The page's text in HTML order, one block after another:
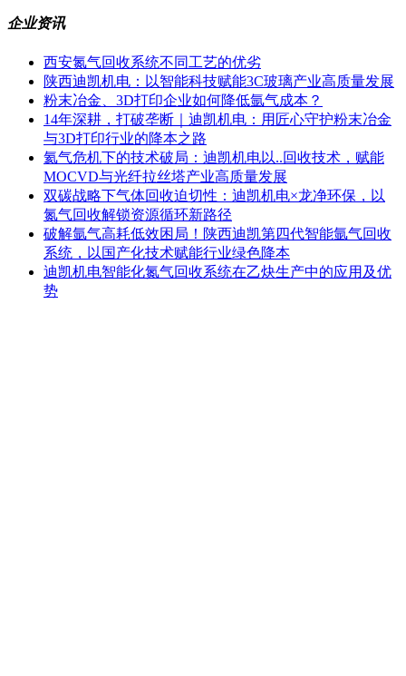
企业资讯
西安氮气回收系统不同工艺的优劣
陕西迪凯机电：以智能科技赋能3C玻璃产业高质量发展
粉末冶金、3D打印企业如何降低氩气成本？
14年深耕，打破垄断｜迪凯机电：用匠心守护粉末冶金
与3D打印行业的降本之路
氦气危机下的技术破局：迪凯机电以..回收技术，赋能
MOCVD与光纤拉丝塔产业高质量发展
双碳战略下气体回收迫切性：迪凯机电×龙净环保，以
氮气回收解锁资源循环新路径
破解氩气高耗低效困局！陕西迪凯第四代智能氩气回收
系统，以国产化技术赋能行业绿色降本
迪凯机电智能化氮气回收系统在乙炔生产中的应用及优
势